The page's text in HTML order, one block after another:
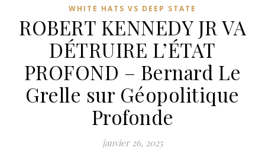
WHITE HATS VS DEEP STATE
ROBERT KENNEDY JR VA
DÉTRUIRE L’ÉTAT
PROFOND – Bernard Le
Grelle sur Géopolitique
Profonde
janvier 26, 2025